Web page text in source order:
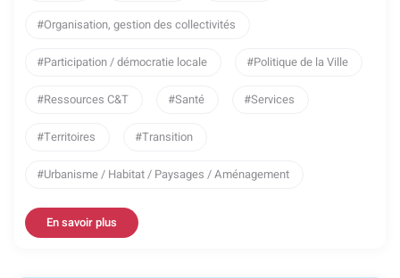
Organisation, gestion des collectivités
Participation / démocratie locale Politique de la Ville
Ressources C&T Santé Services
Territoires Transition
Urbanisme / Habitat / Paysages / Aménagement
En savoir plus